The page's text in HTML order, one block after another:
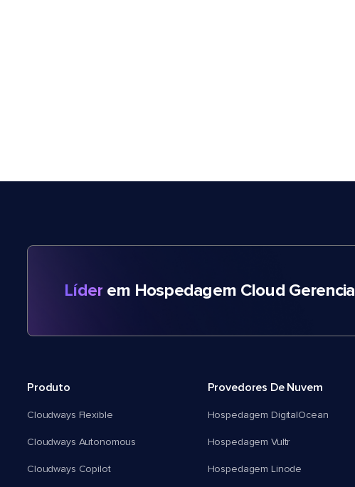
Líder em Hospedagem Cloud
Produto
Cloudways Flexible
Cloudways Autonomous
Cloudways Copilot
Provedores De Nuvem
Hospedagem DigitalOcean
Hospedagem Vultr
Hospedagem Linode